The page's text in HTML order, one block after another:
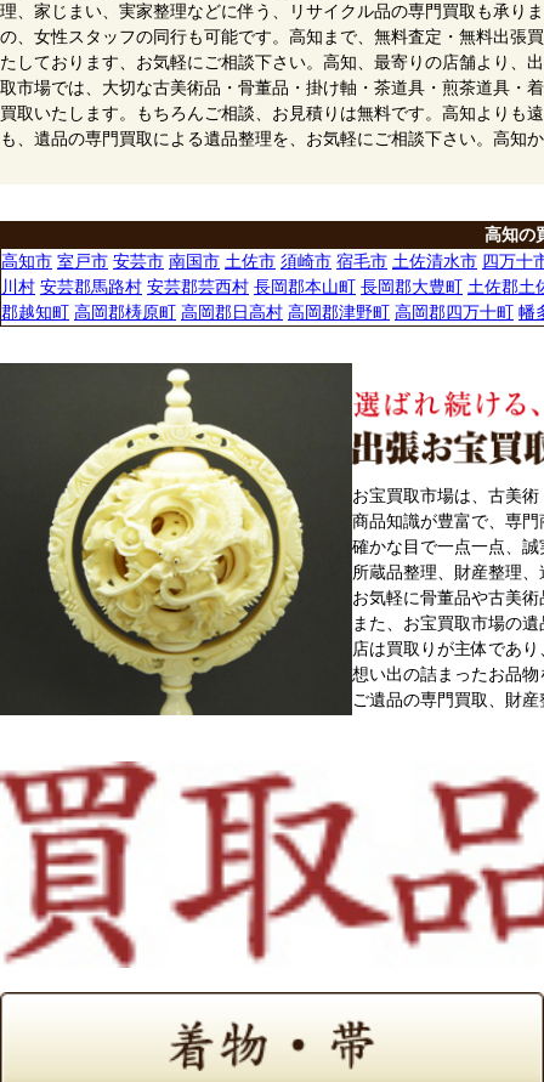
理、家じまい、実家整理などに伴う、リサイクル品の専門買取も承り
の、女性スタッフの同行も可能です。高知まで、無料査定・無料出張
たしております、お気軽にご相談下さい。高知、最寄りの店舗より、
取市場では、大切な古美術品・骨董品・掛け軸・茶道具・煎茶道具・
買取いたします。もちろんご相談、お見積りは無料です。高知よりも
も、遺品の専門買取による遺品整理を、お気軽にご相談下さい。高知
高知の
高知市 室戸市 安芸市 南国市 土佐市 須崎市 宿毛市 土佐清水市 四万十
川村 安芸郡馬路村 安芸郡芸西村 長岡郡本山町 長岡郡大豊町 土佐郡土
郡越知町 高岡郡梼原町 高岡郡日高村 高岡郡津野町 高岡郡四万十町 幡
お宝買取市場は、古美
商品知識が豊富で、専
確かな目で一点一点、
所蔵品整理、財産整理
お気軽に骨董品や古美
また、お宝買取市場の
店は買取りが主体であ
想い出の詰まったお品
ご遺品の専門買取、財